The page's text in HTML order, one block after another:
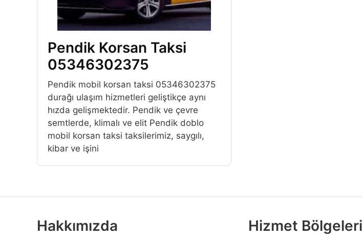
Pendik Korsan Taksi
05346302375
Pendik mobil korsan taksi 05346302375
durağı ulaşım hizmetleri geliştikçe aynı
hızda gelişmektedir. Pendik ve çevre
semtlerde, klimalı ve elit Pendik doblo
mobil korsan taksi taksilerimiz, saygılı,
kibar ve işini
Hakkımızda Hizmet